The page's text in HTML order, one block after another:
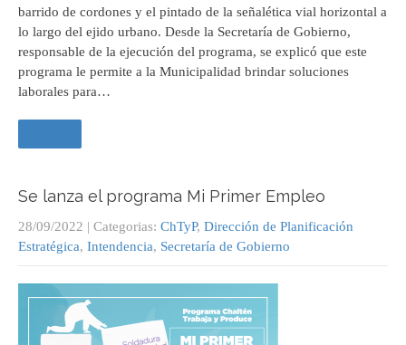
barrido de cordones y el pintado de la señalética vial horizontal a
lo largo del ejido urbano. Desde la Secretaría de Gobierno,
responsable de la ejecución del programa, se explicó que este
programa le permite a la Municipalidad brindar soluciones
laborales para…
Se lanza el programa Mi Primer Empleo
28/09/2022 | Categorias: ChTyP, Dirección de Planificación
Estratégica, Intendencia, Secretaría de Gobierno